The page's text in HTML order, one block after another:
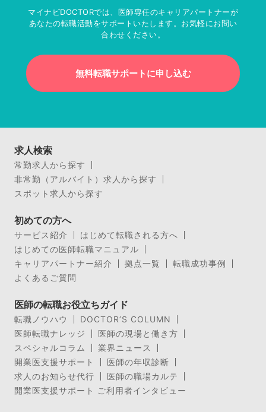
マイナビDOCTORでは、医師専任のキャリアパートナーが
あなたの転職活動をサポートいたします。お気軽にお問い
合わせください。
無料転職サポートに申し込む
求人検索
常勤求人から探す
非常勤（アルバイト）求人から探す
スポット求人から探す
初めての方へ
サービス紹介
はじめて転職される方へ
はじめての医師転職マニュアル
キャリアパートナー紹介
拠点一覧
転職成功事例
よくあるご質問
医師の転職お役立ちガイド
転職ノウハウ
DOCTOR’S COLUMN
医師転職ナレッジ
医師の現場と働き方
スペシャルコラム
業界ニュース
開業医支援サポート
医師の年収診断
求人のお知らせ代行
医師の職場カルテ
開業医支援サポート ご利用者インタビュー